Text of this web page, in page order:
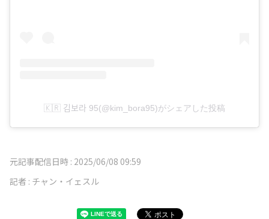
🇰🇷 김보라 95(@kim_bora95)がシェアした投稿
元記事配信日時 : 2025/06/08 09:59
記者 : チャン・イェスル